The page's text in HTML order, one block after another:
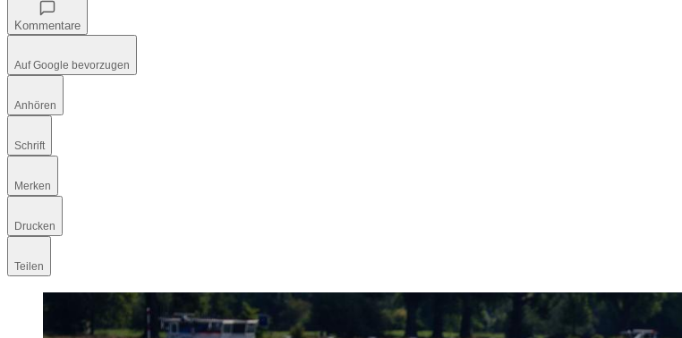
Kommentare
Auf Google bevorzugen
Anhören
Schrift
Merken
Drucken
Teilen